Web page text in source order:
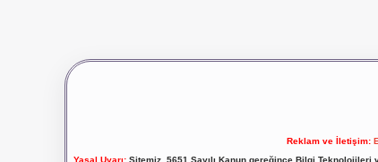
Reklam ve İletişim:
Yasal Uyarı:Sitemiz, 5651 Sayılı Kanun gereğince Bilgi Teknolojileri